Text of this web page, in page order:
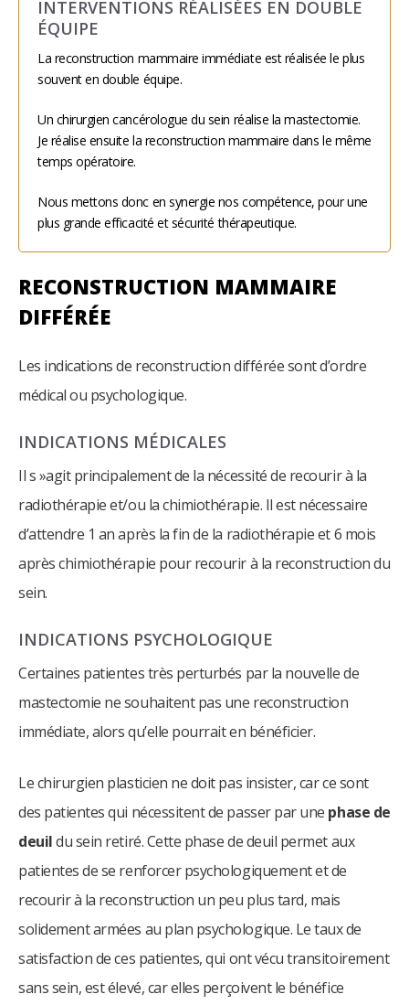
INTERVENTIONS RÉALISÉES EN DOUBLE
ÉQUIPE
La reconstruction mammaire immédiate est réalisée le plus
souvent en double équipe.
Un chirurgien cancérologue du sein réalise la mastectomie.
Je réalise ensuite la reconstruction mammaire dans le même
temps opératoire.
Nous mettons donc en synergie nos compétence, pour une
plus grande efficacité et sécurité thérapeutique.
RECONSTRUCTION MAMMAIRE
DIFFÉRÉE
Les indications de reconstruction différée sont d’ordre
médical ou psychologique.
INDICATIONS MÉDICALES
Il s »agit principalement de la nécessité de recourir à la
radiothérapie et/ou la chimiothérapie. Il est nécessaire
d’attendre 1 an après la fin de la radiothérapie et 6 mois
après chimiothérapie pour recourir à la reconstruction du
sein.
INDICATIONS PSYCHOLOGIQUE
Certaines patientes très perturbés par la nouvelle de
mastectomie ne souhaitent pas une reconstruction
immédiate, alors qu’elle pourrait en bénéficier.
Le chirurgien plasticien ne doit pas insister, car ce sont
des patientes qui nécessitent de passer par une phase de
deuildu sein retiré. Cette phase de deuil permet aux
patientes de se renforcer psychologiquement et de
recourir à la reconstruction un peu plus tard, mais
solidement armées au plan psychologique. Le taux de
satisfaction de ces patientes, qui ont vécu transitoirement
sans sein, est élevé, car elles perçoivent le bénéfice